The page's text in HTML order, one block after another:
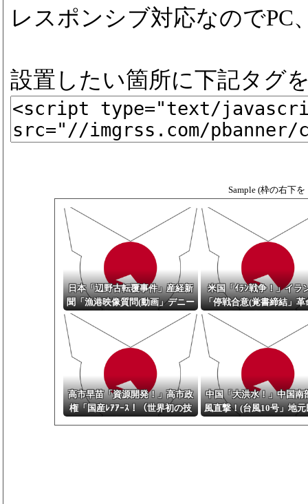
レスポンシブ対応なので
設置したい箇所に下記タグ
Sample (枠の右下
日本「辺野古転覆事件」産経新
聞「漁港映像質問(動画」デニー
知事「外部に出るのはどうなん
だ！(激怒」X民「激怒した映像
拡散」沖縄県議会「知事問責可
決(史上初」→
米国「ｲﾗﾝ戦争！」イラ
「停戦合意(覚書締結」革
隊「商船攻撃！(無人機
「停戦違反批判！」米軍
攻撃実行」イラン政府「
海峡封鎖！」→
高市早苗「資源開発！」高市政
権「国産ﾚｱｱｰｽ！（世界初の技
中国「大洪水！」中国南
風直撃！(台風10号」地元